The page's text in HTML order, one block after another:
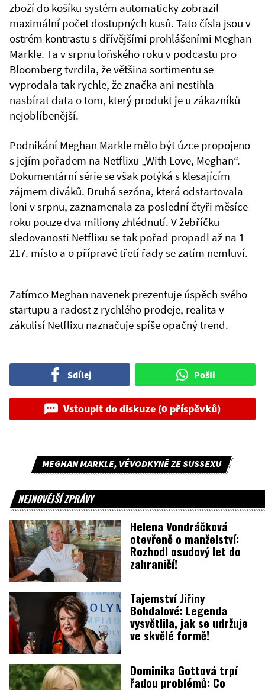
zboží do košíku systém automaticky zobrazil
maximální počet dostupných kusů. Tato čísla jsou v
ostrém kontrastu s dřívějšími prohlášeními Meghan
Markle. Ta v srpnu loňského roku v podcastu pro
Bloomberg tvrdila, že většina sortimentu se
vyprodala tak rychle, že značka ani nestihla
nasbírat data o tom, který produkt je u zákazníků
nejoblíbenější.
Podnikání Meghan Markle mělo být úzce propojeno
s jejím pořadem na Netflixu „With Love, Meghan“.
Dokumentární série se však potýká s klesajícím
zájmem diváků. Druhá sezóna, která odstartovala
loni v srpnu, zaznamenala za poslední čtyři měsíce
roku pouze dva miliony zhlédnutí. V žebříčku
sledovanosti Netflixu se tak pořad propadl až na 1
217. místo a o přípravě třetí řady se zatím nemluví.
Zatímco Meghan navenek prezentuje úspěch svého
startupu a radost z rychlého prodeje, realita v
zákulisí Netflixu naznačuje spíše opačný trend.
Sdílej Pošli
Vstoupit do diskuze (0 příspěvků)
MEGHAN MARKLE, VÉVODKYNĚ ZE SUSSEXU
NEJNOVĚJŠÍ ZPRÁVY
Helena Vondráčková
otevřeně o manželství:
Rozhodl osudový let do
zahraničí!
Tajemství Jiřiny
Bohdalové: Legenda
vysvětlila, jak se udržuje
ve skvělé formě!
Dominika Gottová trpí
řadou problémů: Co